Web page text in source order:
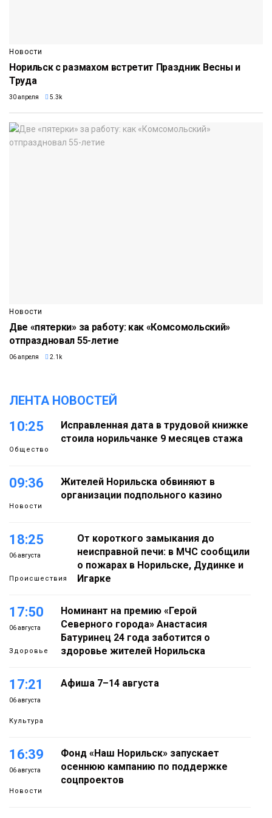
Новости
Норильск с размахом встретит Праздник Весны и
Труда
30 апреля 5.3k
Новости
Две «пятерки» за работу: как «Комсомольский»
отпраздновал 55-летие
06 апреля 2.1k
ЛЕНТА НОВОСТЕЙ
10:25
Общество
Исправленная дата в трудовой книжке
стоила норильчанке 9 месяцев стажа
09:36
Новости
Жителей Норильска обвиняют в
организации подпольного казино
18:25
06 августа
Происшествия
От короткого замыкания до
неисправной печи: в МЧС сообщили
о пожарах в Норильске, Дудинке и
Игарке
17:50
06 августа
Здоровье
Номинант на премию «Герой
Северного города» Анастасия
Батуринец 24 года заботится о
здоровье жителей Норильска
17:21
06 августа
Культура
Афиша 7–14 августа
16:39
06 августа
Новости
Фонд «Наш Норильск» запускает
осеннюю кампанию по поддержке
соцпроектов